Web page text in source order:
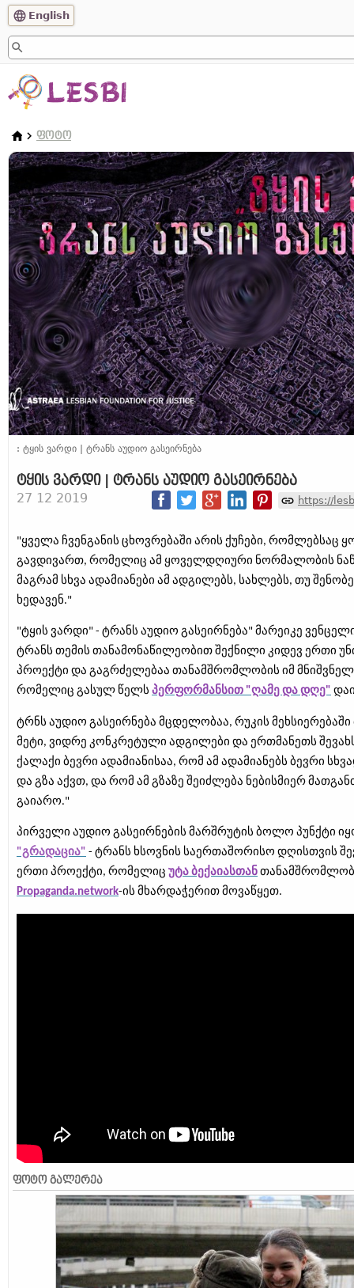
English
ᲤᲝᲢᲝ
: ტყის ვარდი | ტრანს აუდიო გასეირნება
ტყის ვარდი | ტრანს აუდიო გასეირნება
27 12 2019 https://
"ყველა ჩვენგანის ცხოვრებაში არის ქუჩები, რომლებსაც
გავდივართ, რომელიც ამ ყოველდღიური ნორმალობის
მაგრამ სხვა ადამიანები ამ ადგილებს, სახლებს, თუ
ხედავენ."
"ტყის ვარდი" - ტრანს აუდიო გასეირნება" მარეიკე
ტრანს თემის თანამონაწილეობით შექნილი კიდევ ერთი
პროექტი და გაგრძელებაა თანამშრომლობის იმ
რომელიც გასულ წელს პერფორმანსით "ღამე და დღე"
ტრნს აუდიო გასეირნება მცდელობაა, რუკის
მეტი, ვიდრე კონკრეტული ადგილები და ერთმანეთს
ქალაქი ბევრი ადამიანისაა, რომ ამ ადამიანებს ბევრი
და გზა აქვთ, და რომ ამ გზაზე შეიძლება ნებისმიერ
გაიარო."
პირველი აუდიო გასეირნების მარშრუტის ბოლო პუნქტი
"გრადაცია" - ტრანს ხსოვნის საერთაშორისო დღისთვის
ერთი პროექტი, რომელიც უტა ბექაიასთან
Propaganda.network-ის მხარდაჭერით მოვაწყეთ.
ᲤᲝᲢᲝ ᲒᲐᲚᲔᲠᲔᲐ